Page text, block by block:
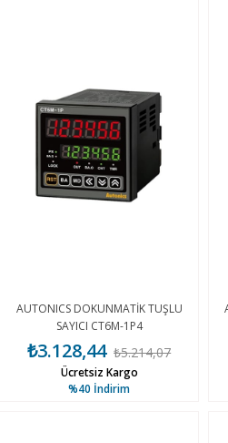
AUTONICS DOKUNMATİK TUŞLU
SAYICI CT6M-1P4
₺3.128,44 ₺5.214,07
%40 İndirim
Ücretsiz Kargo